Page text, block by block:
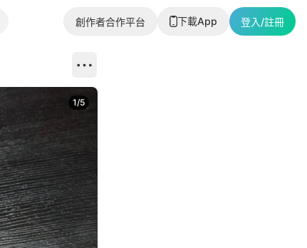
創作者合作平台 下載App 登入/註冊
1/5